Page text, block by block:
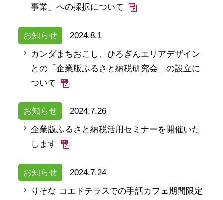
事業」への採択について
お知らせ
2024.8.1
カンダまちおこし、ひろぎんエリアデザイン
との「企業版ふるさと納税研究会」の設立に
ついて
お知らせ
2024.7.26
企業版ふるさと納税活用セミナーを開催いた
します
お知らせ
2024.7.24
りそな コエドテラスでの手話カフェ期間限定